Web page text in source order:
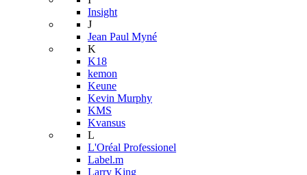
Insight
J
Jean Paul Myné
K
K18
kemon
Keune
Kevin Murphy
KMS
Kvansus
L
L'Oréal Professionel
Label.m
Larry King